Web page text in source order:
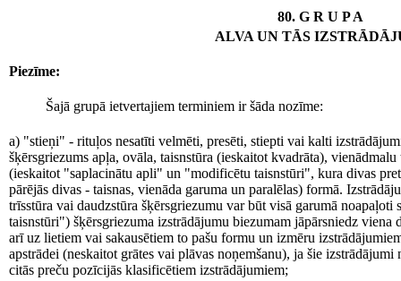
80. G R U P A
ALVA UN TĀS
Piezīme:
Šajā grupā ietvertajiem terminiem ir šāda nozīme:
a) "stieņi" - rituļos nesatīti velmēti, presēti, stiepti vai kalti
šķērsgriezums apļa, ovāla, taisnstūra (ieskaitot kvadrāta),
(ieskaitot "saplacinātu apli" un "modificētu taisnstūri", kura divas
pārējās divas - taisnas, vienāda garuma un paralēlas) formā.
trīsstūra vai daudzstūra šķērsgriezumu var būt visā garumā
taisnstūri") šķērsgriezuma izstrādājumu biezumam jāpārsniedz viena
arī uz lietiem vai sakausētiem to pašu formu un izmēru
apstrādei (neskaitot grātes vai plāvas noņemšanu), ja šie
citās preču pozīcijās klasificētiem izstrādājumiem;